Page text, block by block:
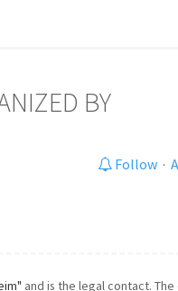
BY
Follow·
and is the legal contact.